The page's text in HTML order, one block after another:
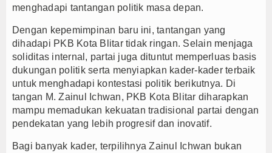
menghadapi tantangan politik masa depan.
Dengan kepemimpinan baru ini, tantangan yang
dihadapi PKB Kota Blitar tidak ringan. Selain menjaga
soliditas internal, partai juga dituntut memperluas basis
dukungan politik serta menyiapkan kader-kader terbaik
untuk menghadapi kontestasi politik berikutnya. Di
tangan M. Zainul Ichwan, PKB Kota Blitar diharapkan
mampu memadukan kekuatan tradisional partai dengan
pendekatan yang lebih progresif dan inovatif.
Bagi banyak kader, terpilihnya Zainul Ichwan bukan